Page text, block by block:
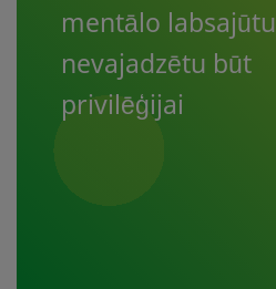
mentālo labsajūtu
nevajadzētu būt
privilēģijai